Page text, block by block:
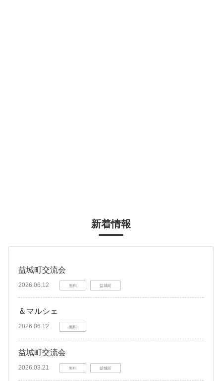
新着情報
益城町交流会
2026.06.12 無料 益城町
＆マルシェ
2026.06.12 無料
益城町交流会
2026.03.21 無料 益城町